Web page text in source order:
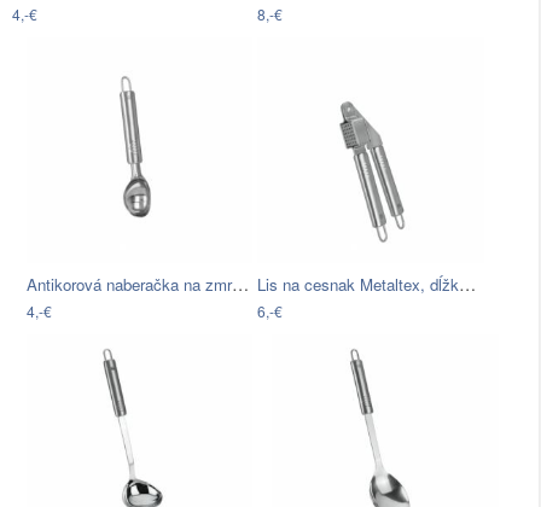
4,-€ 8,-€
Antikorová naberačka na zmrzlinu…
4,-€
Lis na cesnak Metaltex, dĺžka 18 cm
6,-€